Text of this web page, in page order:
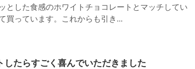
とした食感のホワイトチョコレートとマッチしてい
買っています。これからも引き...
たらすごく喜んでいただきました